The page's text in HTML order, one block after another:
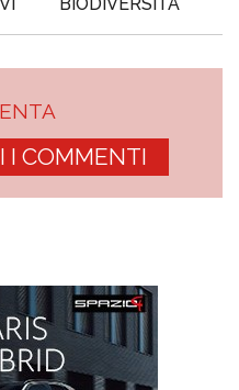
I COMMENTI